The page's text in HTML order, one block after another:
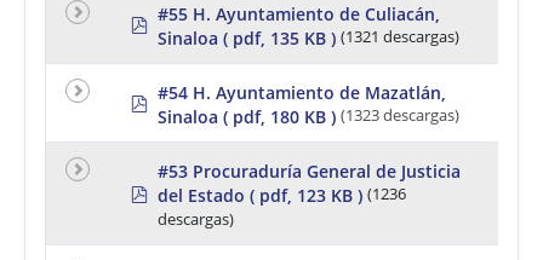
p
f
#55 H. Ayuntamiento de Culiacán,
Sinaloa ( pdf, 135 KB ) (1321 descargas)
p
f
#54 H. Ayuntamiento de Mazatlán,
Sinaloa ( pdf, 180 KB ) (1323 descargas)
p
#53 Procuraduría General de Justicia
del Estado ( pdf, 123 KB ) (1236
descargas)